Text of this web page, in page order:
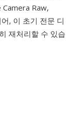
Camera Raw,
, 이 초기 전문 디
재처리할 수 있습